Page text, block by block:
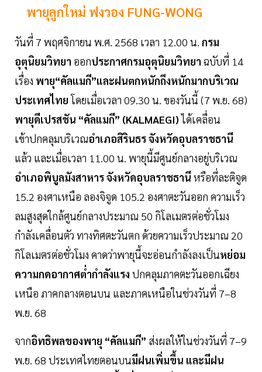
พายุลูกใหม่ ฟงวอง FUNG-WONG
วันที่ 7 พฤศจิกายน พ.ศ. 2568 เวลา 12.00 น. กรม
อุตุนิยมวิทยา ออกประกาศกรมอุตุนิยมวิทยา ฉบับที่ 14
เรื่อง พายุ“คัลแมกี”และฝนตกหนักถึงหนักมากบริเวณ
ประเทศไทยโดยเมื่อเวลา 09.30 น. ของวันนี้ (7 พ.ย. 68)
พายุดีเปรสชัน “คัลแมกี” (KALMAEGI)ได้เคลื่อน
เข้าปกคลุมบริเวณอำเภอสิรินธร จังหวัดอุบลราชธานี
แล้ว และเมื่อเวลา 11.00 น. พายุนี้มีศูนย์กลางอยู่บริเวณ
อำเภอพิบูลมังสาหาร จังหวัดอุบลราชธานี หรือที่ละติจูด
15.2 องศาเหนือ ลองจิจูด 105.2 องศาตะวันออก ความเร็ว
ลมสูงสุดใกล้ศูนย์กลางประมาณ 50 กิโลเมตรต่อชั่วโมง
กำลังเคลื่อนตัว ทางทิศตะวันตก ด้วยความเร็วประมาณ 20
กิโลเมตรต่อชั่วโมง คาดว่าพายุนี้จะอ่อนกำลังลงเป็นหย่อม
ความกดอากาศต่ำกำลังแรง ปกคลุมภาคตะวันออกเฉียง
เหนือ ภาคกลางตอนบน และภาคเหนือในช่วงวันที่ 7–8
พ.ย. 68
จากอิทธิพลของพายุ “คัลแมกี” ส่งผลให้ในช่วงวันที่ 7–9
พ.ย. 68 ประเทศไทยตอนบนมีฝนเพิ่มขึ้น และมีฝน